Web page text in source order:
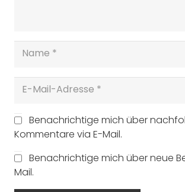
Benachrichtige mich über
Kommentare via E-Mail.
Benachrichtige mich über neue
Mail.